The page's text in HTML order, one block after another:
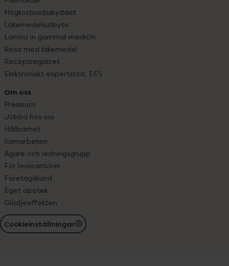
Högkostnadsskyddet
Läkemedelsutbyte
Lämna in gammal medicin
Resa med läkemedel
Receptregistret
Elektroniskt expertstöd, EES
Om oss
Pressrum
Jobba hos oss
Hållbarhet
Samarbeten
Ägare och ledningsgrupp
För leverantörer
Företagskund
Eget apotek
Glädjeeffekten
Cookieinställningar